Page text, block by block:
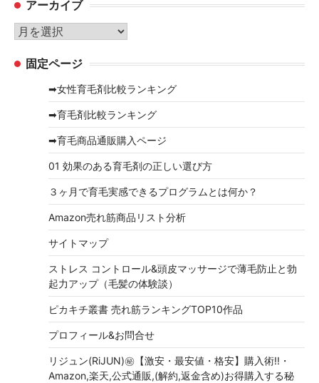
ゴ
リ
ー
アーカイブ
ア
カ 固定ページ
➡女性育毛剤比較ランキング
➡育毛剤比較ランキング
➡育毛商品通販購入ページ
01 効果のある育毛剤の正しい選び方
３ヶ月で育毛実感できるプログラムとは何か？
Amazon売れ筋商品リスト分析
サイトマップ
ストレス コントロール&頭皮マッサージで薄毛防止と勃
起力アップ（毛髪の体験談）
ピカキチ叢書 売れ筋ランキングTOP10作品
プロフィール&お問合せ
リジュン(RiJUN)㊙【激安・最安値・格安】購入術!!・
Amazon,楽天,公式通販,(解約,返金含め)お得購入する秘